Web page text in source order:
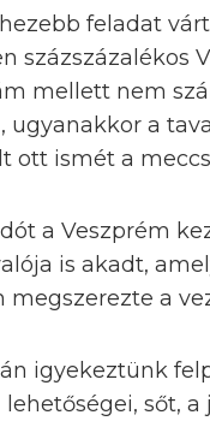
feladat
százszázalékos
mellett nem
ugyanakkor a
ott ismét a
a Veszprém
is akadt,
megszerezte a
igyekeztünk
lehetőségei, sőt,